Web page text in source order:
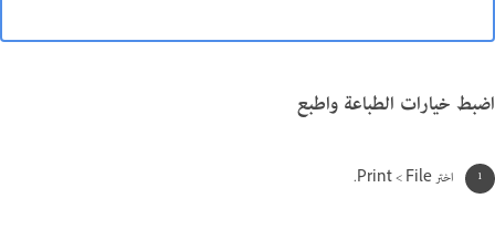
اضبط خيارات الطباعة واطبع
اختر File‏ > Print.